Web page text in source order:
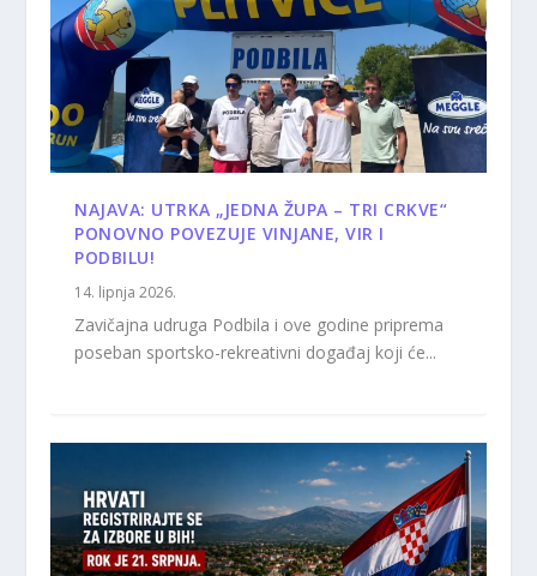
NAJAVA: UTRKA „JEDNA ŽUPA – TRI CRKVE“
PONOVNO POVEZUJE VINJANE, VIR I
PODBILU!
14. lipnja 2026.
Zavičajna udruga Podbila i ove godine priprema
poseban sportsko-rekreativni događaj koji će...